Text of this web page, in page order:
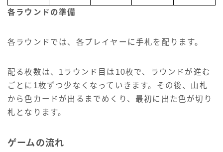
各ラウンドの準備
各ラウンドでは、各プレイヤーに手札を配ります。
配る枚数は、1ラウンド目は10枚で、ラウンドが進む
ごとに1枚ずつ少なくなっていきます。その後、山札
から色カードが出るまでめくり、最初に出た色が切り
札となります。
ゲームの流れ